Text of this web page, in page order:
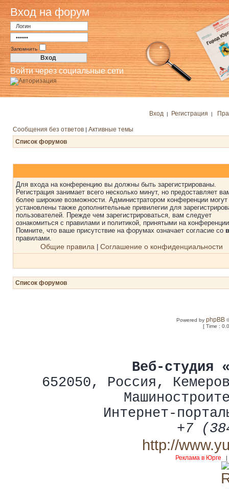
Вход на форум
Запомнить
Войти через социальные сети
Вход | Регистрация |
Сообщения без ответов | Активные темы
Список форумов
Для входа на конференцию вы должны быть зарегистрированы.
Регистрация занимает всего несколько минут, но предоставляет
более широкие возможности. Администратором конференции
установлены также дополнительные привилегии для
пользователей. Прежде чем зарегистрироваться, вам следует
ознакомиться с правилами и политикой, принятыми на
Помните, что ваше присутствие на форумах означает согласие со
правилами.
Общие правила Соглашение о конфиденциальности
Список форумов
Powered byphpBB
[ Time :
Веб-студия
652050, Россия ,
Интернет-
+7
http://
Реклама в Юрге